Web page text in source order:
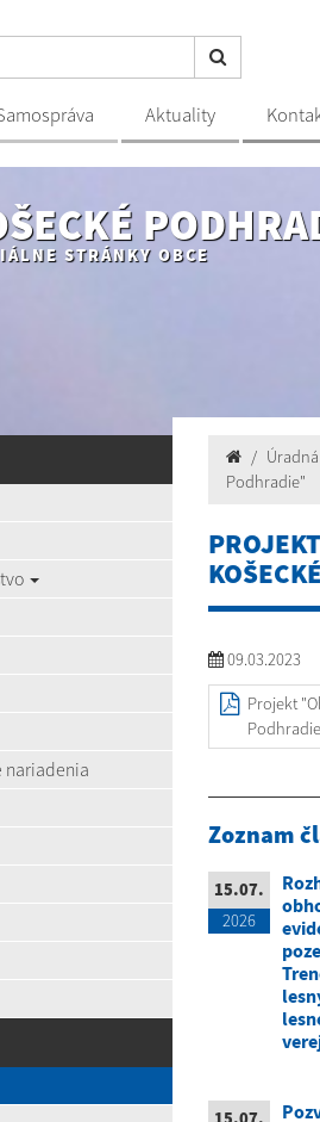
Aktuality
STRÁNKY OBCE
nariadenia
Podhradie"
09.03.2023
Projekt
Zoznam
15.07.
2026